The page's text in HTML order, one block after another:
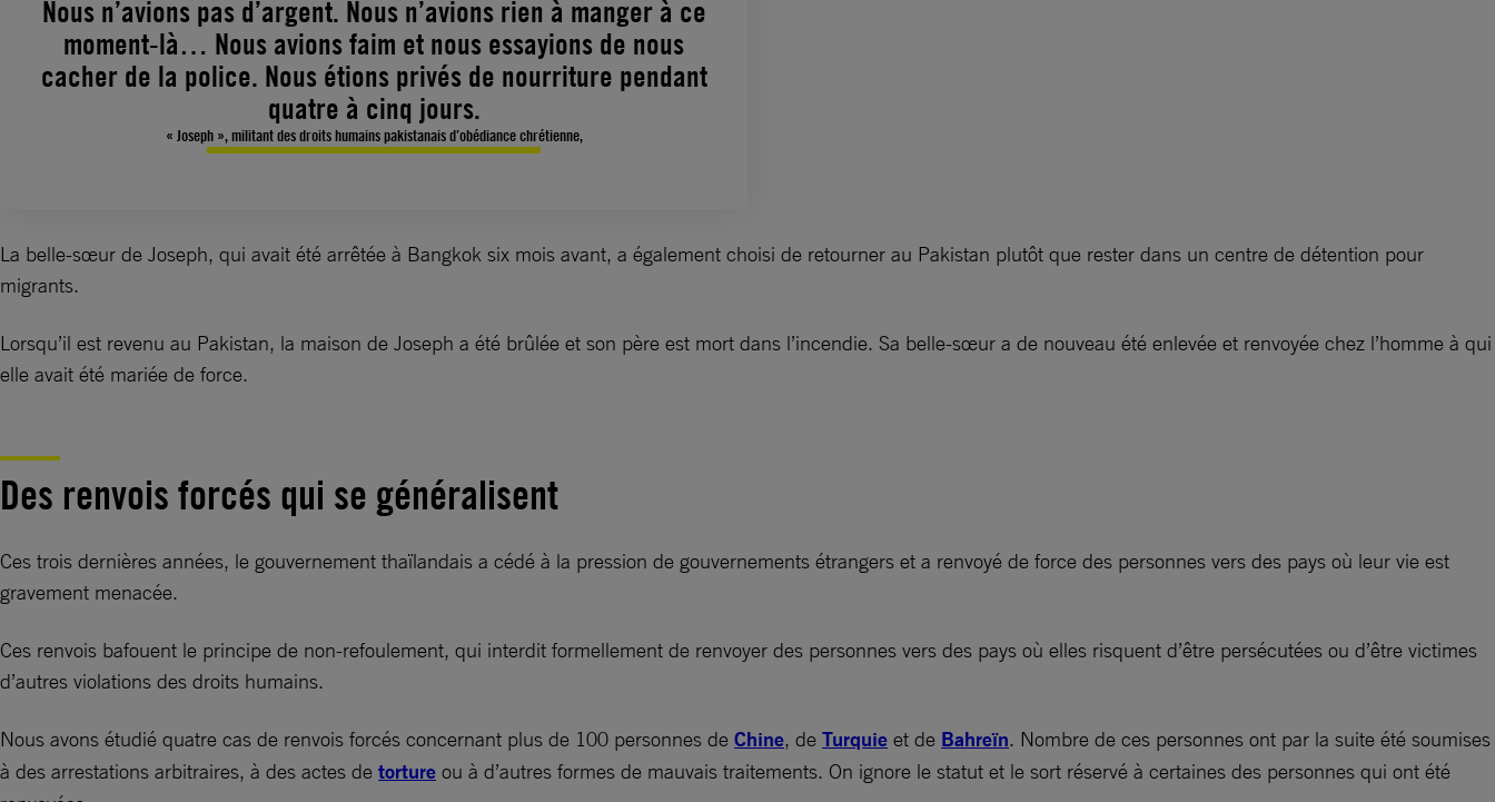
Nous n’avions pas d’argent. Nous n’avions rien à manger à ce
moment-là… Nous avions faim et nous essayions de nous
cacher de la police. Nous étions privés de nourriture pendant
quatre à cinq jours.
« Joseph », militant des droits humains pakistanais d’obédiance chrétienne,
La belle-sœur de Joseph, qui avait été arrêtée à Bangkok six mois avant, a également choisi de retourner au Pakistan plutôt que rester dans un centre de détention pour
migrants.
Lorsqu’il est revenu au Pakistan, la maison de Joseph a été brûlée et son père est mort dans l’incendie. Sa belle-sœur a de nouveau été enlevée et renvoyée chez l’homme à qui
elle avait été mariée de force.
Des renvois forcés qui se généralisent
Ces trois dernières années, le gouvernement thaïlandais a cédé à la pression de gouvernements étrangers et a renvoyé de force des personnes vers des pays où leur vie est
gravement menacée.
Ces renvois bafouent le principe de non-refoulement, qui interdit formellement de renvoyer des personnes vers des pays où elles risquent d’être persécutées ou d’être victimes
d’autres violations des droits humains.
Nous avons étudié quatre cas de renvois forcés concernant plus de 100 personnes de Chine, de Turquie et de Bahreïn. Nombre de ces personnes ont par la suite été soumises
à des arrestations arbitraires, à des actes de torture ou à d’autres formes de mauvais traitements. On ignore le statut et le sort réservé à certaines des personnes qui ont été